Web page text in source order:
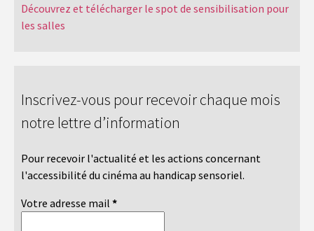
Découvrez et télécharger le spot de sensibilisation pour
les salles
Inscrivez-vous pour recevoir chaque mois
notre lettre d’information
Pour recevoir l'actualité et les actions concernant
l'accessibilité du cinéma au handicap sensoriel.
Votre adresse mail *